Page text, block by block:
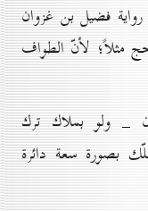
فضيل بن غزوان
مثلاً؛ لأنّ الطواف
_ ولو بملاك ترك
بصورة سعة دائرة